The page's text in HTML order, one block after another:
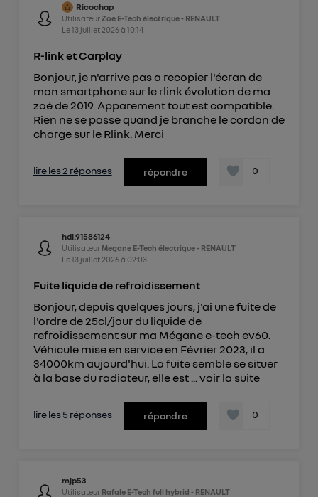
Ricochap
UtilisateurZoe E-Tech électrique - RENAULT
Le13 juillet 2026à 10:14
R-link et Carplay
Bonjour, je n'arrive pas a recopier l'écran de
mon smartphone sur le rlink évolution de ma
zoé de 2019. Apparement tout est compatible.
Rien ne se passe quand je branche le cordon de
charge sur le Rlink. Merci
lire les 2 réponses répondre 0
hdi.91586124
Utilisateur Megane E-Tech électrique - RENAULT
Le13 juillet 2026à 02:03
Fuite liquide de refroidissement
Bonjour, depuis quelques jours, j'ai une fuite de
l'ordre de 25cl/jour du liquide de
refroidissement sur ma Mégane e-tech ev60.
Véhicule mise en service en Février 2023, il a
34000km aujourd'hui. La fuite semble se situer
à la base du radiateur, elle est ... voir la suite
lire les 5 réponses répondre 0
mjp53
Utilisateur Rafale E-Tech full hybrid - RENAULT